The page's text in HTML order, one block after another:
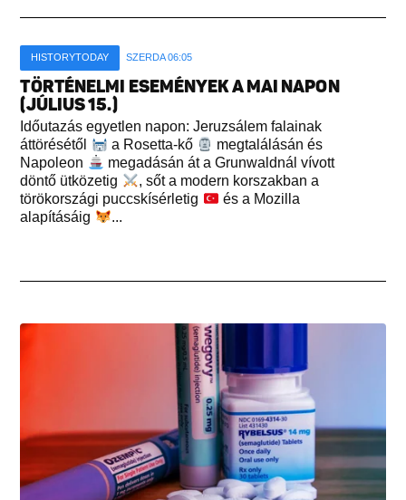
HISTORYTODAY SZERDA 06:05
TÖRTÉNELMI ESEMÉNYEK A MAI NAPON
(JÚLIUS 15.)
Időutazás egyetlen napon: Jeruzsálem falainak
áttörésétől
a Rosetta-kő
megtalálásán és
Napoleon
megadásán át a Grunwaldnál vívott
döntő ütközetig
, sőt a modern korszakban a
törökországi puccskísérletig
és a Mozilla
alapításáig
...